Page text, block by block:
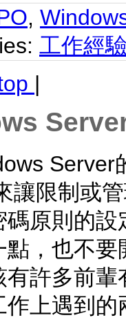
,
工作經驗
|
Server
讓限制或
碼原則的
點，也不
有許多前
作上遇到